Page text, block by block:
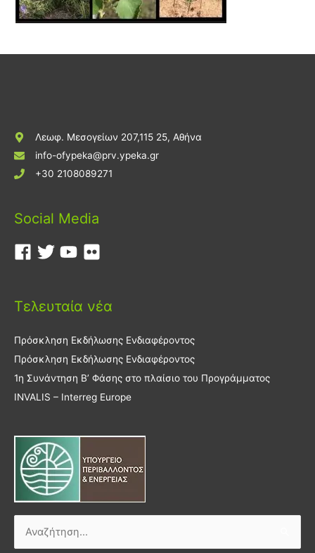
Λεωφ. Μεσογείων 207,115 25, Αθήνα
info-ofypeka@prv.ypeka.gr
+30 2108089271
Social Media
Τελευταία νέα
Πρόσκληση Εκδήλωσης Ενδιαφέροντος
Πρόσκληση Εκδήλωσης Ενδιαφέροντος
1η Συνάντηση Β’ Φάσης στο πλαίσιο του Προγράμματος
INVALIS – Interreg Europe
Αναζήτηση